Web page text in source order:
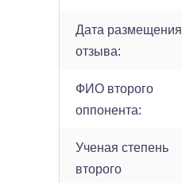
Дата размещения
отзыва:
ФИО второго
оппонента:
Ученая степень
второго